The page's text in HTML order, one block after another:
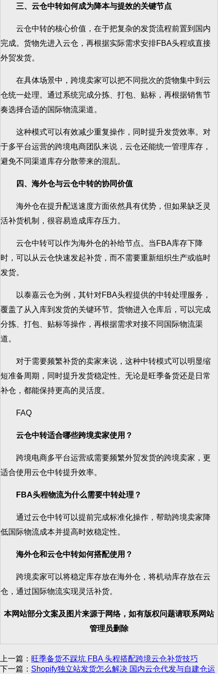
三、云仓中转如何成为降本与提效的关键节点
云仓中转的核心价值，在于把复杂的发货流程前置到国内
完成。货物先进入云仓，再根据实际需求安排FBA头程或直接
外贸发货。
在具体场景中，跨境卖家可以把不同批次的货物集中到云
仓统一处理。通过系统完成分拣、打包、贴标，再根据销售节
奏选择合适的国际物流渠道。
这种模式可以有效减少重复操作，同时提升发货效率。对
于多平台运营的跨境电商团队来说，云仓还能统一管理库存，
避免不同渠道库存分散带来的混乱。
四、海外仓与云仓中转的协同价值
海外仓在提升配送速度方面依然具有优势，但如果缺乏灵
活补货机制，很容易造成库存压力。
云仓中转可以作为海外仓的补给节点。当FBA库存下降
时，可以从云仓快速发起补货，而不需要重新组织生产或临时
发货。
以泰嘉云仓为例，其针对FBA头程提供的中转处理服务，
覆盖了从入库到发货的关键环节。货物进入仓库后，可以完成
分拣、打包、贴标等操作，再根据需求对接不同国际物流渠
道。
对于需要频繁补货的卖家来说，这种中转模式可以明显缩
短准备周期，同时提升发货稳定性。无论是旺季备货还是日常
补仓，都能保持更高的灵活度。
FAQ
云仓中转适合哪些跨境卖家使用？
跨境电商多平台运营或需要频繁外贸发货的跨境卖家，更
适合使用云仓中转提升效率。
FBA头程物流为什么需要中转处理？
通过云仓中转可以提前完成标准化操作，帮助跨境卖家降
低国际物流成本并提高时效稳定性。
海外仓和云仓中转如何搭配使用？
跨境卖家可以将稳定库存放在海外仓，将机动库存放在云
仓，通过国际物流实现灵活补货。
本网站部分文案及图片来源于网络，如有版权问题请联系网站
管理员删除
上一篇： 旺季备货不踩坑 FBA 头程搭配跨境云仓补货技巧
下一篇： Shopify独立站发货怎么解决 国内云仓代发与自建仓运